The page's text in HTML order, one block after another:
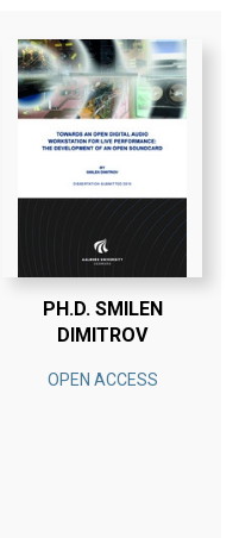
PH.D. SMILEN
DIMITROV
OPEN ACCESS